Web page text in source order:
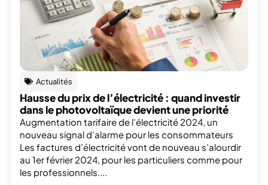
Actualités
Hausse du prix de l’électricité : quand investir
dans le photovoltaïque devient une priorité
Augmentation tarifaire de l’électricité 2024, un
nouveau signal d’alarme pour les consommateurs
Les factures d’électricité vont de nouveau s’alourdir
au 1er février 2024, pour les particuliers comme pour
les professionnels....